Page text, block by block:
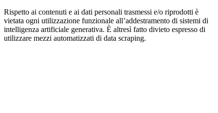
Rispetto ai contenuti e ai dati personali trasmessi e/o riprodotti è
vietata ogni utilizzazione funzionale all’addestramento di sistemi di
intelligenza artificiale generativa. È altresì fatto divieto espresso di
utilizzare mezzi automatizzati di data scraping.